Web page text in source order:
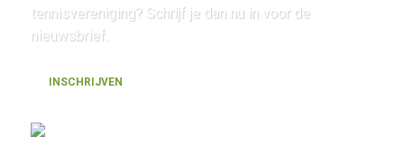
tennisvereniging? Schrijf je dan nu in voor de
nieuwsbrief.
INSCHRIJVEN